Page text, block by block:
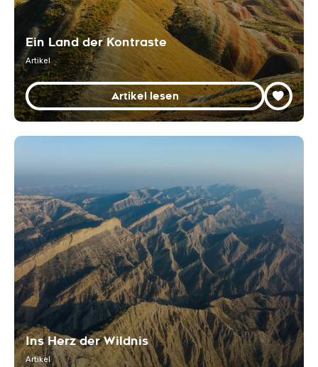
Ein Land der Kontraste
Artikel
Artikel lesen
Ins Herz der Wildnis
Artikel